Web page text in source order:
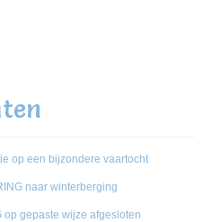
op een bijzondere vaartocht
naar winterberging
op gepaste wijze afgesloten